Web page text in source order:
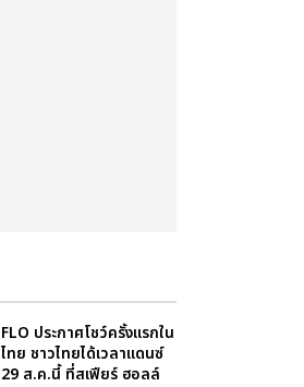
FLO ประกาศโชว์ครั้งแรกใน
ไทย ชาวไทยได้เวลาแดนซ์
29 ส.ค.นี้ ที่สเฟียร์ ฮอลล์